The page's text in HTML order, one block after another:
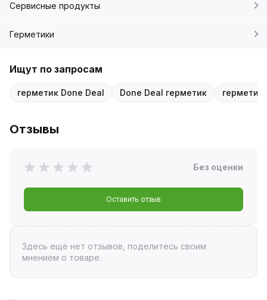
Сервисные продукты
Герметики
Ищут по запросам
герметик Done Deal Done Deal герметик герметик
Отзывы
Без оценки
Оставить отзыв
Здесь ещё нет отзывов, поделитесь своим
мнением о товаре.